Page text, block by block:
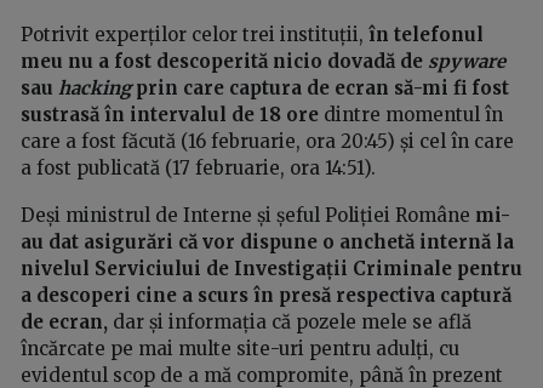
Potrivit experților celor trei instituții, în telefonul
meu nu a fost descoperită nicio dovadă de spyware
sau hackingprin care captura de ecran să-mi fi fost
sustrasă în intervalul de 18 ore dintre momentul în
care a fost făcută (16 februarie, ora 20:45) și cel în care
a fost publicată (17 februarie, ora 14:51).
Deși ministrul de Interne și șeful Poliției Române mi-
au dat asigurări că vor dispune o anchetă internă la
nivelul Serviciului de Investigații Criminale pentru
a descoperi cine a scurs în presă respectiva captură
de ecran, dar și informația că pozele mele se află
încărcate pe mai multe site-uri pentru adulți, cu
evidentul scop de a mă compromite, până în prezent